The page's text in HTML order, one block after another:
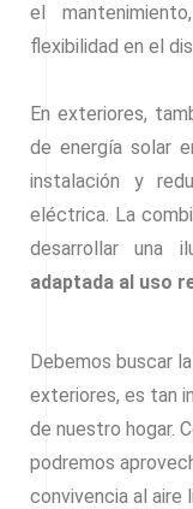
el
flexibilidad en el
En exteriores,
de energía solar
instalación y
eléctrica. La
desarrollar una
adaptada al uso
Debemos buscar
exteriores, es tan
de nuestro hogar.
podremos
convivencia al aire